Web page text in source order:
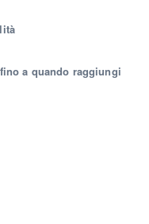
a quando raggiungi